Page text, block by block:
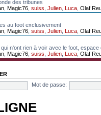
des tribunes
Magic76 suiss Julien Luca Olaf
au foot exclusivement
Magic76 suiss Julien Luca Olaf
n'ont rien à voir avec le foot, espace
Magic76 suiss Julien Luca Olaf
Mot de passe: